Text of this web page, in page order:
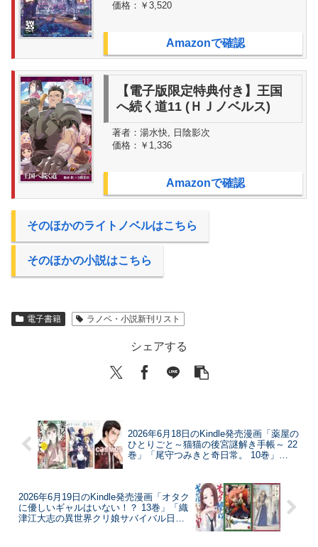
価格： ￥3,520
Amazonで確認
【電子版限定特典付き】王国
へ続く道11 (ＨＪノベルス)
著者： 湯水快, 日陰影次
価格： ￥1,336
Amazonで確認
そのほかのライトノベルはこちら
そのほかの小説はこちら
電子書籍 ラノベ・小説新刊リスト
シェアする
2026年6月18日のKindle発売漫画「薬屋の
ひとりごと～猫猫の後宮謎解き手帳～ 22
巻」「尾守つみきと奇日常。 10巻」
2026年6月19日のKindle発売漫画「オタク
に優しいギャルはいない！？ 13巻」「織
津江大志の異世界クリ娘サバイバル日誌